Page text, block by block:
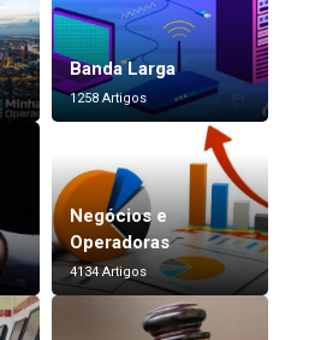
Banda Larga
1258 Artigos
Negócios e
Operadoras
4134 Artigos